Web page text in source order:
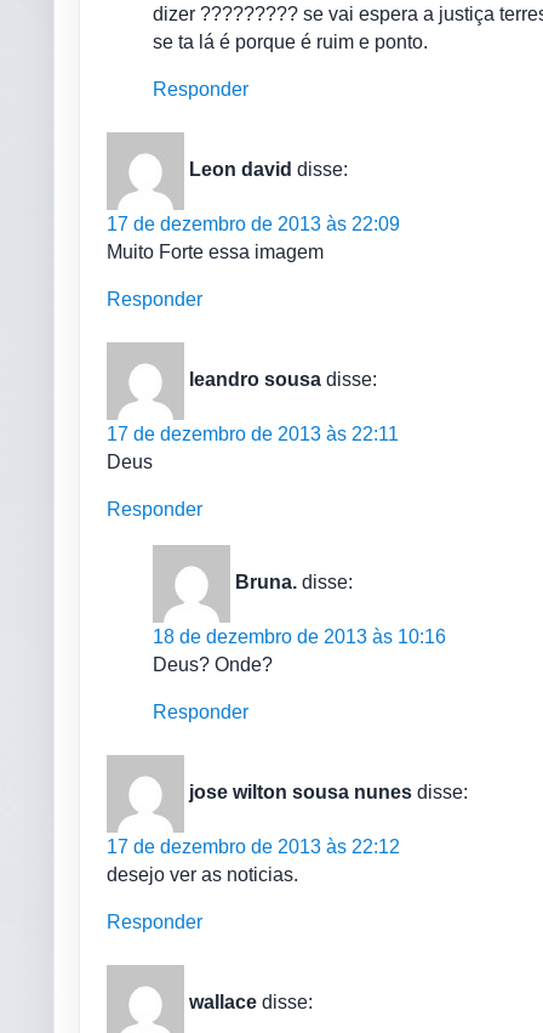
dizer ????????? se vai espera a justiça
se ta lá é porque é ruim e ponto.
Responder
Leon david disse:
17 de dezembro de 2013 às 22:09
Muito Forte essa imagem
Responder
leandro sousa disse:
17 de dezembro de 2013 às 22:11
Deus
Responder
Bruna. disse:
18 de dezembro de 2013 às 10:16
Deus? Onde?
Responder
jose wilton sousa nunes disse:
17 de dezembro de 2013 às 22:12
desejo ver as noticias.
Responder
wallace disse: